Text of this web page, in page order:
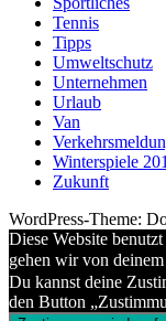
Tennis
Tipps
Umweltschutz
Unternehmen
Urlaub
Van
Winterspiele
Zukunft
WordPress-Theme:
Diese Website
gehen wir von
Du kannst deine
den Button